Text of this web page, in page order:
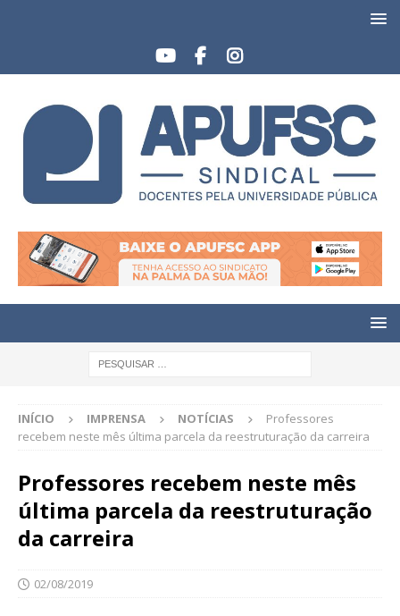
INÍCIO IMPRENSA NOTÍCIAS
Professores
recebem neste mês última parcela da reestruturação da carreira
Professores recebem neste mês
última parcela da reestruturação
da carreira
02/08/2019